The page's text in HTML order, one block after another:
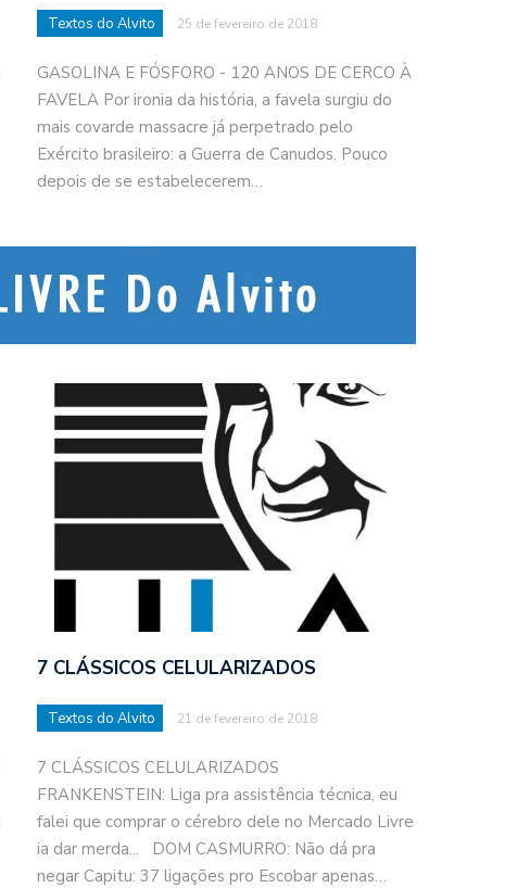
Textos do Alvito 25 de fevereiro de 2018
GASOLINA E FÓSFORO - 120 ANOS DE CERCO À
FAVELA Por ironia da história, a favela surgiu do
mais covarde massacre já perpetrado pelo
Exército brasileiro: a Guerra de Canudos. Pouco
depois de se estabelecerem…
7 CLÁSSICOS CELULARIZADOS
Textos do Alvito 21 de fevereiro de 2018
7 CLÁSSICOS CELULARIZADOS
FRANKENSTEIN: Liga pra assistência técnica, eu
falei que comprar o cérebro dele no Mercado Livre
ia dar merda... DOM CASMURRO: Não dá pra
negar Capitu: 37 ligações pro Escobar apenas…